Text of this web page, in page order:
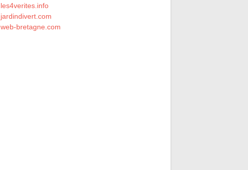
les4verites.info
jardindivert.com
web-bretagne.com